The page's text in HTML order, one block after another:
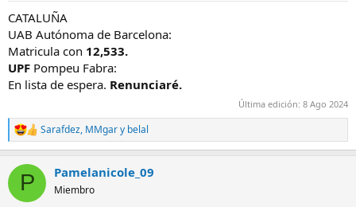
c
i
o
CATALUÑA
UAB Autónoma de Barcelona:
Matricula con 12,533.
UPF Pompeu Fabra:
En lista de espera. Renunciaré.
Última edición: 8 Ago 2024
R
e
c
i
Sarafdez, MMgary belal
P Pamelanicole_09
Miembro